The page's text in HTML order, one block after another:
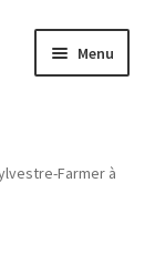
Menu
Farmer à